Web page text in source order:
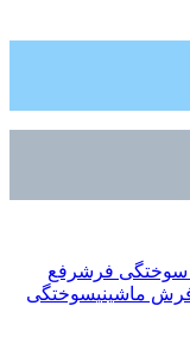
سوختگی فرشرفع
ماشینیسوختگی